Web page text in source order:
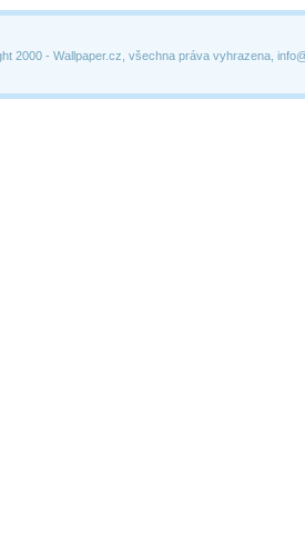
2000 - Wallpaper.cz, všechna práva vyhrazena,